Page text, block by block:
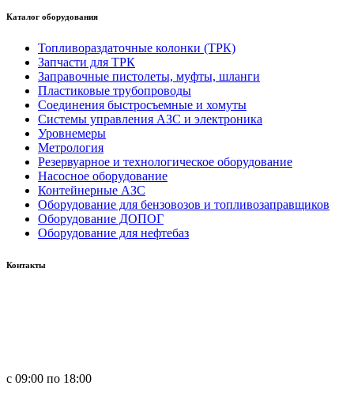
Каталог оборудования
Топливораздаточные колонки (ТРК)
Запчасти для ТРК
Заправочные пистолеты, муфты, шланги
Пластиковые трубопроводы
Соединения быстросъемные и хомуты
Системы управления АЗС и электроника
Уровнемеры
Метрология
Резервуарное и технологическое оборудование
Насосное оборудование
Контейнерные АЗС
Оборудование для бензовозов и топливозаправщиков
Оборудование ДОПОГ
Оборудование для нефтебаз
Контакты
с 09:00 по 18:00